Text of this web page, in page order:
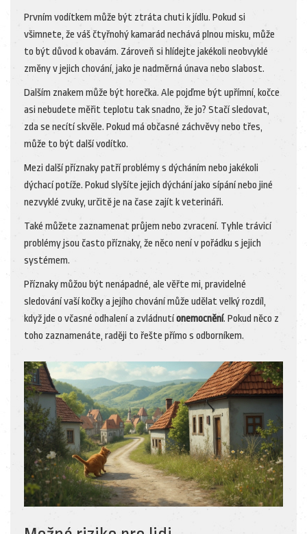
Prvním vodítkem může být ztráta chuti k jídlu. Pokud si
všimnete, že váš čtyřnohý kamarád nechává plnou misku, může
to být důvod k obavám. Zároveň si hlídejte jakékoli neobvyklé
změny v jejich chování, jako je nadměrná únava nebo slabost.
Dalším znakem může být horečka. Ale pojďme být upřímní, kočce
asi nebudete měřit teplotu tak snadno, že jo? Stačí sledovat,
zda se necítí skvěle. Pokud má občasné záchvěvy nebo třes,
může to být další vodítko.
Mezi další příznaky patří problémy s dýcháním nebo jakékoli
dýchací potíže. Pokud slyšíte jejich dýchání jako sípání nebo jiné
nezvyklé zvuky, určitě je na čase zajít k veterináři.
Také můžete zaznamenat průjem nebo zvracení. Tyhle trávicí
problémy jsou často příznaky, že něco není v pořádku s jejich
systémem.
Příznaky můžou být nenápadné, ale věřte mi, pravidelné
sledování vaší kočky a jejího chování může udělat velký rozdíl,
když jde o včasné odhalení a zvládnutíonemocnění. Pokud něco z
toho zaznamenáte, raději to řešte přímo s odborníkem.